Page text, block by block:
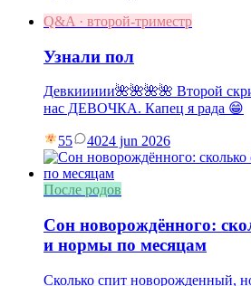
Q&A · второй-триместр
Узнали пол
Девкиииии🌺🌺🌺🌺 Второй
нас ДЕВОЧКА. Капец я рада 😁
55 4024 jun 2026
После родов
Сон новорождённого:
и нормы по месяцам
Сколько спит новорожденный,